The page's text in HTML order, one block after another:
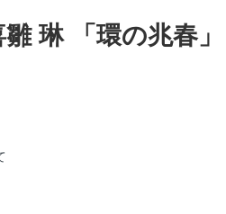
琳 「環の兆春」